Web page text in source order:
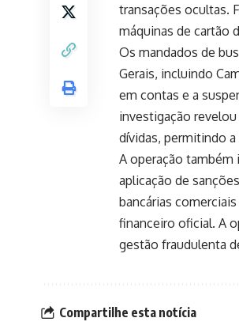
transações ocultas.
máquinas de cartão
Os mandados de
Gerais, incluindo
em contas e a
investigação
dívidas, permitindo
A operação
aplicação de
bancárias
financeiro oficial. A
gestão fraudulenta
Compartilhe esta notícia